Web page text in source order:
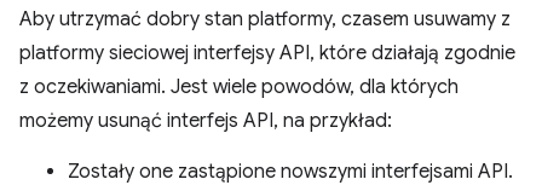
Aby utrzymać dobry stan platformy, czasem usuwamy z
platformy sieciowej interfejsy API, które działają zgodnie
z oczekiwaniami. Jest wiele powodów, dla których
możemy usunąć interfejs API, na przykład:
Zostały one zastąpione nowszymi interfejsami API.